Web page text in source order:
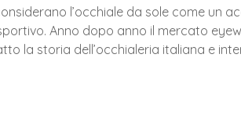
l’occhiale da sole come un
Anno dopo anno il mercato
la storia dell’occhialeria italiana e